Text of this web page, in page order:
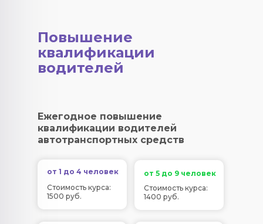
Повышение
квалификации
водителей
Ежегодное повышение
квалификации водителей
автотранспортных средств
от 1 до 4 человек
Стоимость курса:
1500 руб.
от 5 до 9 человек
Стоимость курса:
1400 руб.